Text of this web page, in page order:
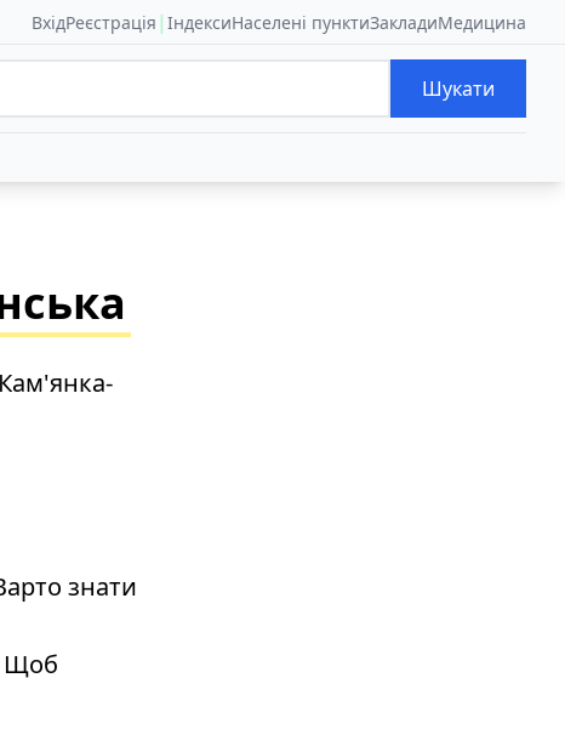
ВхідРеєстрація | ІндексиНаселені пунктиЗакладиМедицина
Шукати
знати
Щоб